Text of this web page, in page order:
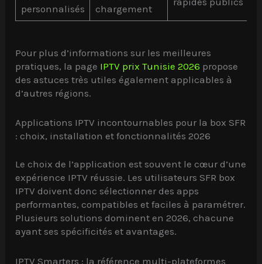
personnalisés
chargement
Pour plus d’informations sur les meilleures
pratiques, la page IPTV prix Tunisie 2026 propose
des astuces très utiles également applicables à
d’autres régions.
Applications IPTV incontournables pour la box SFR
: choix, installation et fonctionnalités 2026
Le choix de l’application est souvent le cœur d’une
expérience IPTV réussie. Les utilisateurs SFR box
IPTV doivent donc sélectionner des apps
performantes, compatibles et faciles à paramétrer.
Plusieurs solutions dominent en 2026, chacune
ayant ses spécificités et avantages.
IPTV Smarters : la référence multi-plateformes